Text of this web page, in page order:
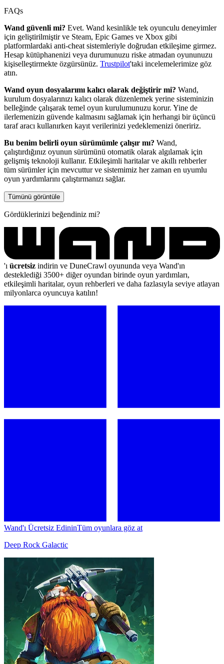
FAQs
Wand güvenli mi? Evet. Wand kesinlikle tek oyunculu deneyimler
için geliştirilmiştir ve Steam, Epic Games ve Xbox gibi
platformlardaki anti-cheat sistemleriyle doğrudan etkileşime girmez.
Hesap kütüphanenizi veya durumunuzu riske atmadan oyununuzu
kişiselleştirmekte özgürsünüz. Trustpilot'taki incelemelerimize göz
atın.
Wand oyun dosyalarımı kalıcı olarak değiştirir mi? Wand,
kurulum dosyalarınızı kalıcı olarak düzenlemek yerine sisteminizin
belleğinde çalışarak temel oyun kurulumunuzu korur. Yine de
ilerlemenizin güvende kalmasını sağlamak için herhangi bir üçüncü
taraf aracı kullanırken kayıt verilerinizi yedeklemenizi öneririz.
Bu benim belirli oyun sürümümle çalışır mı? Wand,
çalıştırdığınız oyunun sürümünü otomatik olarak algılamak için
gelişmiş teknoloji kullanır. Etkileşimli haritalar ve akıllı rehberler
tüm sürümler için mevcuttur ve sistemimiz her zaman en uyumlu
oyun yardımlarını çalıştırmanızı sağlar.
Tümünü görüntüle
Gördüklerinizi beğendiniz mi?
'ı ücretsiz indirin ve DuneCrawl oyununda veya Wand'ın
desteklediği 3500+ diğer oyundan birinde oyun yardımları,
etkileşimli haritalar, oyun rehberleri ve daha fazlasıyla seviye atlayan
milyonlarca oyuncuya katılın!
Wand'ı Ücretsiz EdininTüm oyunlara göz at
Deep Rock Galactic